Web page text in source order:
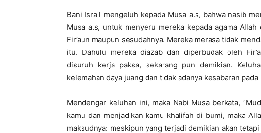
Bani Israil mengeluh kepada Musa a.s, bahwa nasib
Musa a.s, untuk menyeru mereka kepada agama
Fir’aun maupun sesudahnya. Mereka merasa tidak
itu. Dahulu mereka diazab dan diperbudak oleh
disuruh kerja paksa, sekarang pun demikian.
kelemahan daya juang dan tidak adanya kesabaran pada
Mendengar keluhan ini, maka Nabi Musa berkata,
kamu dan menjadikan kamu khalifah di bumi, maka
maksudnya: meskipun yang terjadi demikian akan